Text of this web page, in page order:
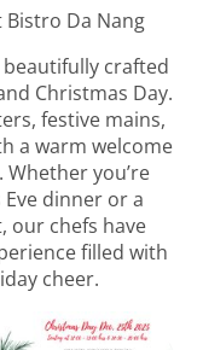
Bistro Da Nang
crafted
Christmas Day.
festive mains,
a warm welcome
you’re
dinner or a
our chefs have
filled with
cheer.